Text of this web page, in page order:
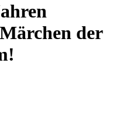
der